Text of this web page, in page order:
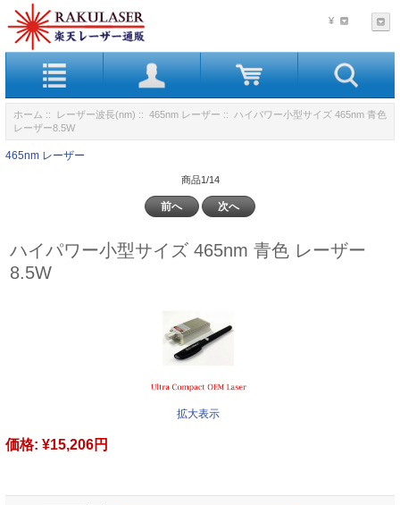
¥
ホーム :: レーザー波長(nm) :: 465nm レーザー :: ハイパワー小型サイズ 465nm 青色
レーザー8.5W
465nm レーザー
商品1/14
前へ 次へ
ハイパワー小型サイズ 465nm 青色 レーザー
8.5W
拡大表示
価格: ¥15,206円